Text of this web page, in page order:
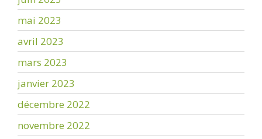
mai 2023
avril 2023
mars 2023
janvier 2023
décembre 2022
novembre 2022